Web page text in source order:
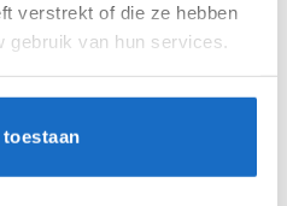
verstrekt of die ze hebben
gebruik van hun services.